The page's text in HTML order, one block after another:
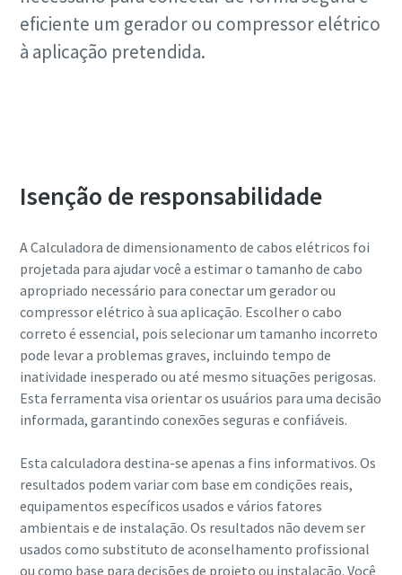
eficiente um gerador ou compressor elétrico
à aplicação pretendida.
Isenção de responsabilidade
A Calculadora de dimensionamento de cabos elétricos foi
projetada para ajudar você a estimar o tamanho de cabo
apropriado necessário para conectar um gerador ou
compressor elétrico à sua aplicação. Escolher o cabo
correto é essencial, pois selecionar um tamanho incorreto
pode levar a problemas graves, incluindo tempo de
inatividade inesperado ou até mesmo situações perigosas.
Esta ferramenta visa orientar os usuários para uma decisão
informada, garantindo conexões seguras e confiáveis.
Esta calculadora destina-se apenas a fins informativos. Os
resultados podem variar com base em condições reais,
equipamentos específicos usados e vários fatores
ambientais e de instalação. Os resultados não devem ser
usados como substituto de aconselhamento profissional
ou como base para decisões de projeto ou instalação. Você